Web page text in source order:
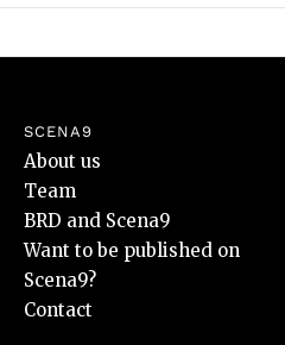
SCENA9
About us
Team
BRD and Scena9
Want to be published on
Scena9?
Contact